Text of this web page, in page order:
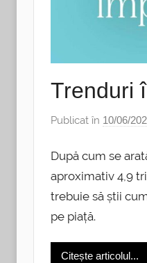
Trenduri
Publicat în 10/06/
După cum se
aproximativ 4,9
trebuie să știi
pe piață.
Citește articolul...